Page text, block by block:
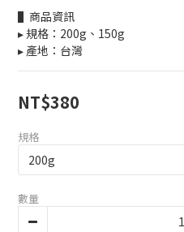
▌商品資訊
▸ 規格：200g、150g
▸ 產地：台灣
NT$380
規格
數量